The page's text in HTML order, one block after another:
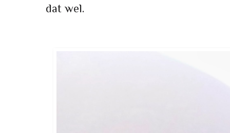
dat wel.